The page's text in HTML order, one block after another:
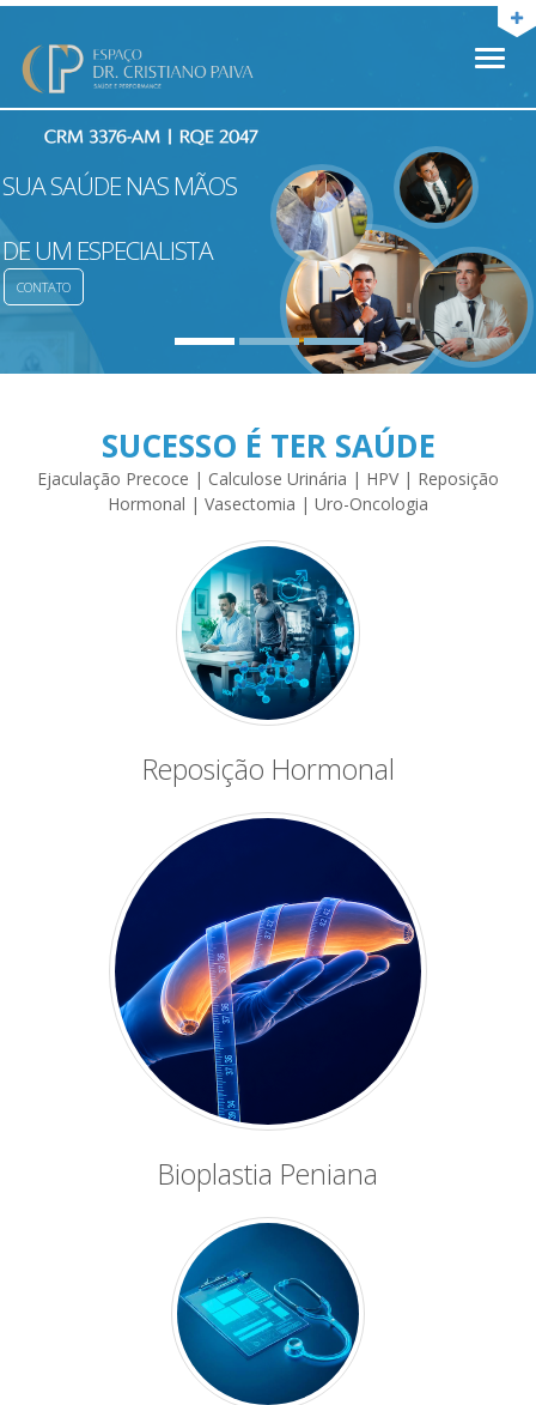
Toggle
SUA SAÚDE NAS MÃOS
DE UM ESPECIALISTA
CONTATO
SUCESSO É TER SAÚDE
Ejaculação Precoce | Calculose Urinária | HPV | Reposição
Hormonal | Vasectomia | Uro-Oncologia
Reposição Hormonal
Bioplastia Peniana